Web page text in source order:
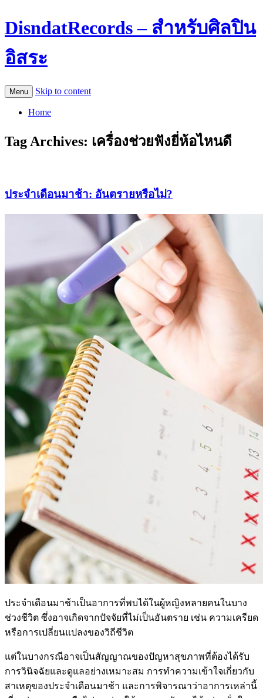
DisndatRecords – สำหรับศิลปิน
อิสระ
Menu Skip to content
Home
Tag Archives: เครื่องช่วยฟังยี่ห้อไหนดี
ประจำเดือนมาช้า: อันตรายหรือไม่?
ประจำเดือนมาช้าเป็นอาการที่พบได้ในผู้หญิงหลายคนในบาง
ช่วงชีวิต ซึ่งอาจเกิดจากปัจจัยที่ไม่เป็นอันตราย เช่น ความเครียด
หรือการเปลี่ยนแปลงของวิถีชีวิต
แต่ในบางกรณีอาจเป็นสัญญาณของปัญหาสุขภาพที่ต้องได้รับ
การวินิจฉัยและดูแลอย่างเหมาะสม การทำความเข้าใจเกี่ยวกับ
สาเหตุของประจำเดือนมาช้า และการพิจารณาว่าอาการเหล่านี้